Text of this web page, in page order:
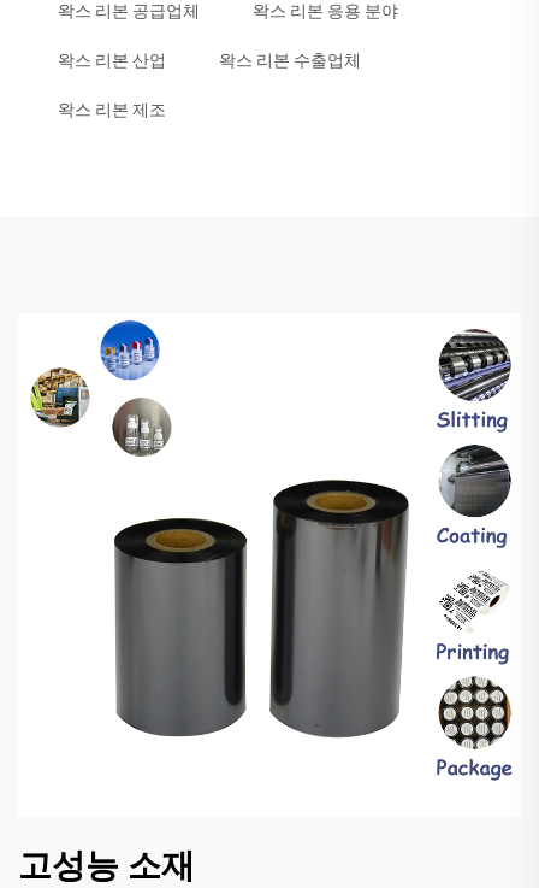
왁스 리본 공급업체 왁스 리본 응용 분야
왁스 리본 산업 왁스 리본 수출업체
왁스 리본 제조
고성능 소재